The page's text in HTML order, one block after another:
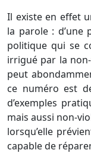
Il existe en effet
la parole :
politique qui se
irrigué par la
peut
ce numéro est
d’exemples
mais aussi non-
lorsqu’elle
capable de